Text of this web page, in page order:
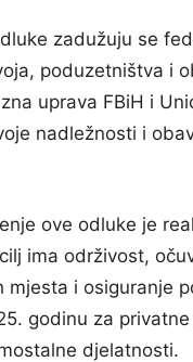
zadužuju se
poduzetništva i
uprava FBiH i
nadležnosti i
ove odluke je
ima održivost,
mjesta i osiguranje
godinu za
djelatnosti.